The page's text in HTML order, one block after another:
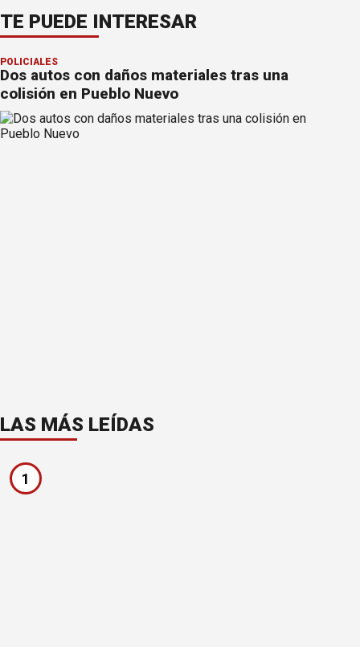
TE PUEDE INTERESAR
POLICIALES
Dos autos con daños materiales tras una
colisión en Pueblo Nuevo
LAS MÁS LEÍDAS
1